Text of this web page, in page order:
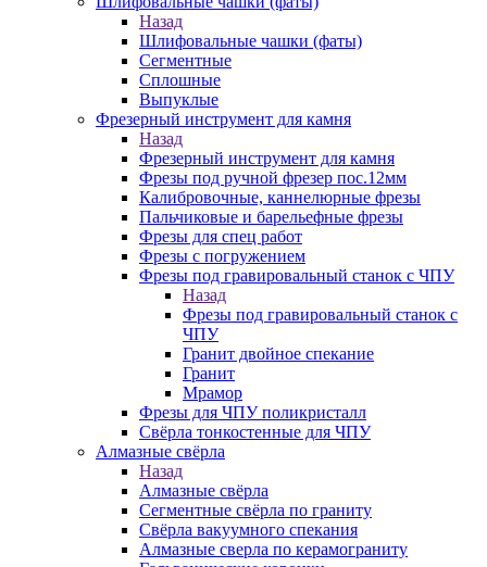
Назад
Шлифовальные чашки (фаты)
Сегментные
Сплошные
Выпуклые
Фрезерный инструмент для камня
Назад
Фрезерный инструмент для камня
Фрезы под ручной фрезер пос.12мм
Калибровочные, каннелюрные фрезы
Пальчиковые и барельефные фрезы
Фрезы для спец работ
Фрезы с погружением
Фрезы под гравировальный станок с ЧПУ
Назад
Фрезы под гравировальный станок с
ЧПУ
Гранит двойное спекание
Гранит
Мрамор
Фрезы для ЧПУ поликристалл
Свёрла тонкостенные для ЧПУ
Алмазные свёрла
Назад
Алмазные свёрла
Сегментные свёрла по граниту
Свёрла вакуумного спекания
Алмазные сверла по керамограниту